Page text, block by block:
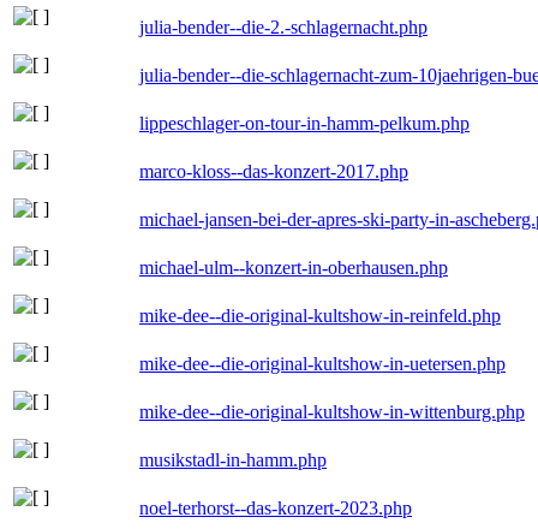
julia-bender--die-2.-schlagernacht.php
julia-bender--die-schlagernacht-zum-10jaehrigen-
lippeschlager-on-tour-in-hamm-pelkum.php
marco-kloss--das-konzert-2017.php
michael-jansen-bei-der-apres-ski-party-in-
michael-ulm--konzert-in-oberhausen.php
mike-dee--die-original-kultshow-in-reinfeld.php
mike-dee--die-original-kultshow-in-uetersen.php
mike-dee--die-original-kultshow-in-wittenburg.php
musikstadl-in-hamm.php
noel-terhorst--das-konzert-2023.php